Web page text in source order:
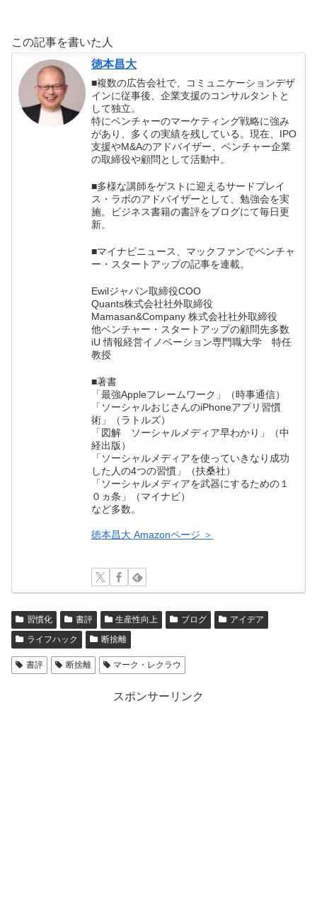
この記事を書いた人
徳本昌大
■複数の広告会社で、コミュニケーションデザ
インに従事後、企業支援のコンサルタントと
して独立。
特にベンチャーのマーケティング戦略に強み
があり、多くの実績を残している。現在、IPO
支援やM&Aのアドバイザー、ベンチャー企業
の取締役や顧問として活動中。
■多様な講師をゲストに迎えるサードプレイ
ス・ラボのアドバイザーとして、勉強会を実
施。ビジネス書籍の書評をブログにて毎日更
新。
■マイナビニュース、マックファンでベンチャ
ー・スタートアップの記事を連載。
Ewilジャパン取締役COO
Quants株式会社社外取締役
Mamasan&Company 株式会社社外取締役
他ベンチャー・スタートアップの顧問先多数
iU 情報経営イノベーション専門職大学 特任
教授
■著書
「最強Appleフレームワーク」（時事通信）
「ソーシャルおじさんのiPhoneアプリ習慣
術」（ラトルズ）
「図解 ソーシャルメディア早わかり」（中
経出版）
「ソーシャルメディアを使っていきなり成功
した人の4つの習慣」（扶桑社）
「ソーシャルメディアを武器にするための１
０ヵ条」（マイナビ）
など多数。
徳本昌大 Amazonページ ＞
習慣化 書評 生産性向上 ブログ
アイデア
ライフハック
断捨離
書評 断捨離 マーク・レクラウ
スポンサーリンク